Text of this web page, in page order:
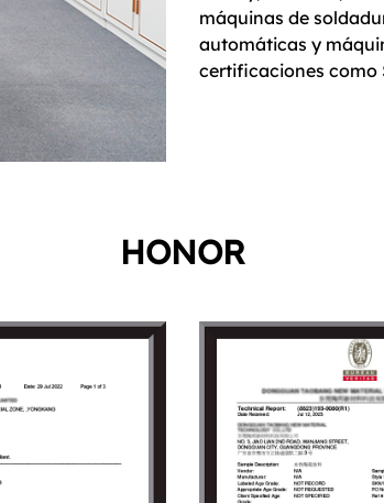
máquinas de
automáticas y
certificaciones como
HONOR